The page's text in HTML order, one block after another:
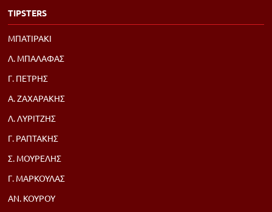
TIPSTERS
ΜΠΑΤΙΡΑΚΙ
Λ. ΜΠΑΛΑΦΑΣ
Γ. ΠΕΤΡΗΣ
Α. ΖΑΧΑΡΑΚΗΣ
Λ. ΛΥΡΙΤΖΗΣ
Γ. ΡΑΠΤΑΚΗΣ
Σ. ΜΟΥΡΕΛΗΣ
Γ. ΜΑΡΚΟΥΛΑΣ
ΑΝ. ΚΟΥΡΟΥ